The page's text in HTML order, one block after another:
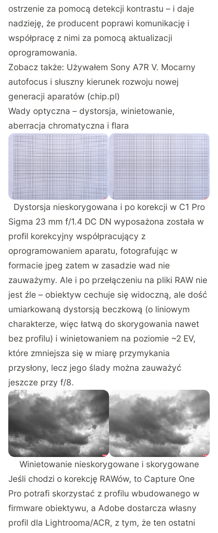
ostrzenie za pomocą detekcji kontrastu – i daje
nadzieję, że producent poprawi komunikację i
współpracę z nimi za pomocą aktualizacji
oprogramowania.
Zobacz także: Używałem Sony A7R V. Mocarny
autofocus i słuszny kierunek rozwoju nowej
generacji aparatów (chip.pl)
Wady optyczna – dystorsja, winietowanie,
aberracja chromatyczna i flara
Dystorsja nieskorygowana i po korekcji w C1 Pro
Sigma 23 mm f/1.4 DC DN wyposażona została w
profil korekcyjny współpracujący z
oprogramowaniem aparatu, fotografując w
formacie jpeg zatem w zasadzie wad nie
zauważymy. Ale i po przełączeniu na pliki RAW nie
jest źle – obiektyw cechuje się widoczną, ale dość
umiarkowaną dystorsją beczkową (o liniowym
charakterze, więc łatwą do skorygowania nawet
bez profilu) i winietowaniem na poziomie ~2 EV,
które zmniejsza się w miarę przymykania
przysłony, lecz jego ślady można zauważyć
jeszcze przy f/8.
Winietowanie nieskorygowane i skorygowane
Jeśli chodzi o korekcję RAWów, to Capture One
Pro potrafi skorzystać z profilu wbudowanego w
firmware obiektywu, a Adobe dostarcza własny
profil dla Lightrooma/ACR, z tym, że ten ostatni